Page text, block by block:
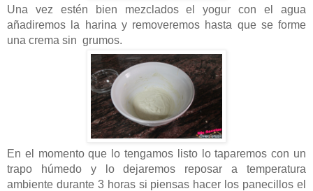
Una vez estén bien mezclados el yogur con el agua
añadiremos la harina y removeremos hasta que se forme
una crema sin grumos.
En el momento que lo tengamos listo lo taparemos con un
trapo húmedo y lo dejaremos reposar a temperatura
ambiente durante 3 horas si piensas hacer los panecillos el